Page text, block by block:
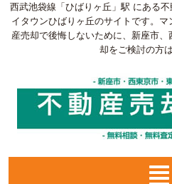
西武池袋線「ひばりヶ丘」駅 にある
イタウンひばりヶ丘のサイトです。
産売却で後悔しないために、新座市
却をご検討の方